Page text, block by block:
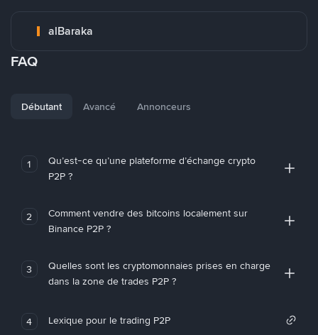
alBaraka
FAQ
Débutant Avancé Annonceurs
1
Qu’est-ce qu’une plateforme d’échange crypto
P2P ?
2
Comment vendre des bitcoins localement sur
Binance P2P ?
3
Quelles sont les cryptomonnaies prises en charge
dans la zone de trades P2P ?
4 Lexique pour le trading P2P